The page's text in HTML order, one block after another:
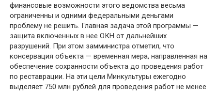
финансовые возможности этого ведомства весьма
ограниченны и одними федеральными деньгами
проблему не решить. Главная задача этой программы —
защита включенных в нее ОКН от дальнейших
разрушений. При этом замминистра отметил, что
консервация объекта — временная мера, направленная на
обеспечение сохранности объекта до проведения работ
по реставрации. На эти цели Минкультуры ежегодно
выделяет 750 млн рублей для проведения работ не менее